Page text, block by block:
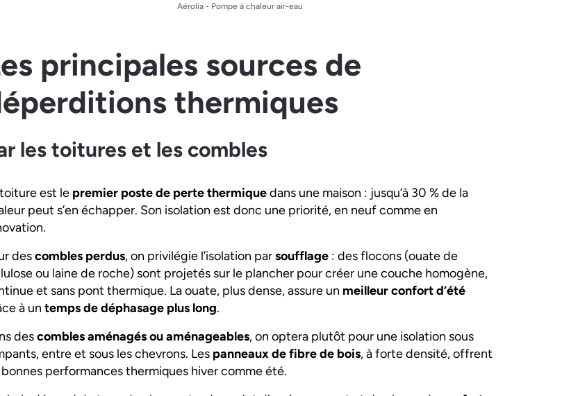
Aérolia - Pompe à chaleur air-eau
principales sources de
thermiques
les toitures et les combles
est le premier poste de perte thermiquedans une maison : jusqu’à 30 % de la
peut s’en échapper. Son isolation est donc une priorité, en neuf comme en
descombles perdus, on privilégie l’isolation parsoufflage : des flocons (ouate de
ou laine de roche) sont projetés sur le plancher pour créer une couche homogène,
et sans pont thermique. La ouate, plus dense, assure un meilleur confort d’été
à un temps de déphasage plus long.
descombles aménagés ou aménageables, on optera plutôt pour une isolation sous
entre et sous les chevrons. Les panneaux de fibre de bois, à forte densité, offrent
performances thermiques hiver comme été.